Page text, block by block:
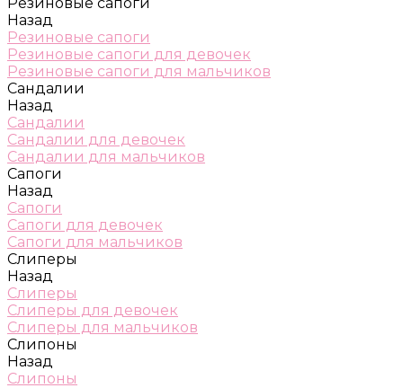
Назад
Резиновые сапоги
Резиновые сапоги для девочек
Резиновые сапоги для мальчиков
Сандалии
Назад
Сандалии
Сандалии для девочек
Сандалии для мальчиков
Сапоги
Назад
Сапоги
Сапоги для девочек
Сапоги для мальчиков
Слиперы
Назад
Слиперы
Слиперы для девочек
Слиперы для мальчиков
Слипоны
Назад
Слипоны